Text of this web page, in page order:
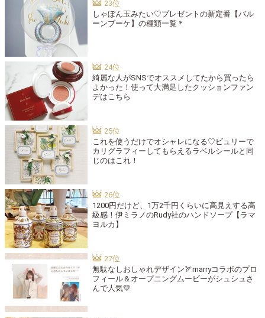
しゃぼん玉みたい♡プレゼントの新定番【バル
ーンブーケ】の種類一覧＊
綺麗な人がSNSでオススメしてたから買ったら
よかった！使って大満足したクッションファン
デはこちら
これを使うだけでオシャレになる♡ビュリーで
カリグラフィーしてもらえるラベルシールと同
じのはこれ！
1200円だけど、1万2千円くらいに高見えする高
級感！伊ミラノのRudy社のハンドソープ【ラマ
ヨルカ】
無駄なしおしゃれデザイン🏹marryコラボのプロ
フィール＆オープニングムービーがシュシュさ
んで人気💛